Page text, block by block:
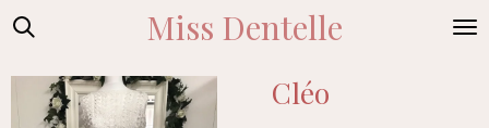
Passer
contenu
principal
Miss Dentelle
Cléo